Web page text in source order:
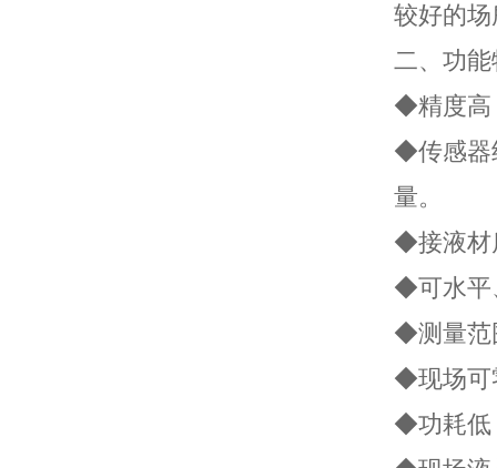
较好的
二、功
◆精度高
◆传感器
量。
◆接液材
◆可水平
◆测量范
◆现场可
◆功耗低